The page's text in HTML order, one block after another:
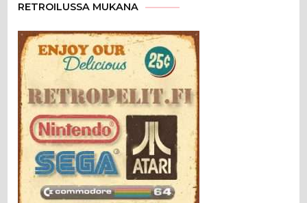
RETROILUSSA MUKANA